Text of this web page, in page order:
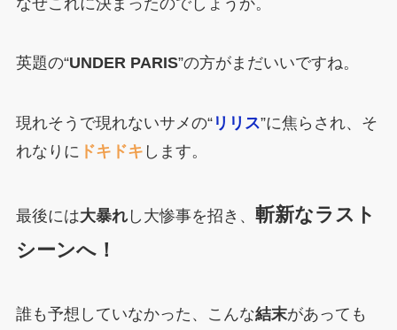
英題の“UNDER PARIS”の方がまだいいですね。
現れそうで現れないサメの“リリス”に焦らされ、そ
れなりに ドキドキ します。
最後には大暴れし大惨事を招き、 斬新なラスト
シーンへ！
誰も予想していなかった、こんな結末があっても